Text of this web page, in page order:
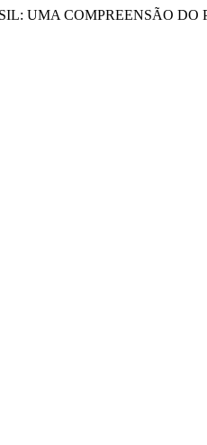
UMA COMPREENSÃO